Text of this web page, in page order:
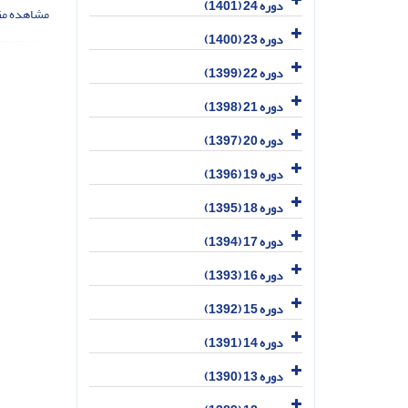
مشاهده
دوره 24 (1401)
دوره 23 (1400)
دوره 22 (1399)
دوره 21 (1398)
دوره 20 (1397)
دوره 19 (1396)
دوره 18 (1395)
دوره 17 (1394)
دوره 16 (1393)
دوره 15 (1392)
دوره 14 (1391)
دوره 13 (1390)